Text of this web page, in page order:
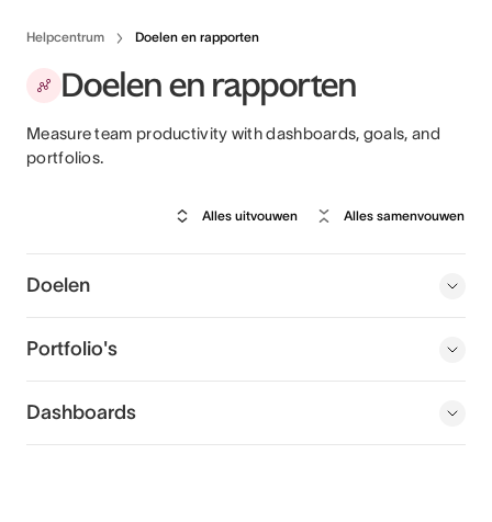
Helpcentrum Doelen en rapporten
Doelen en rapporten
Measure team productivity with dashboards, goals, and
portfolios.
Alles uitvouwen Alles samenvouwen
Doelen
Portfolio's
Dashboards